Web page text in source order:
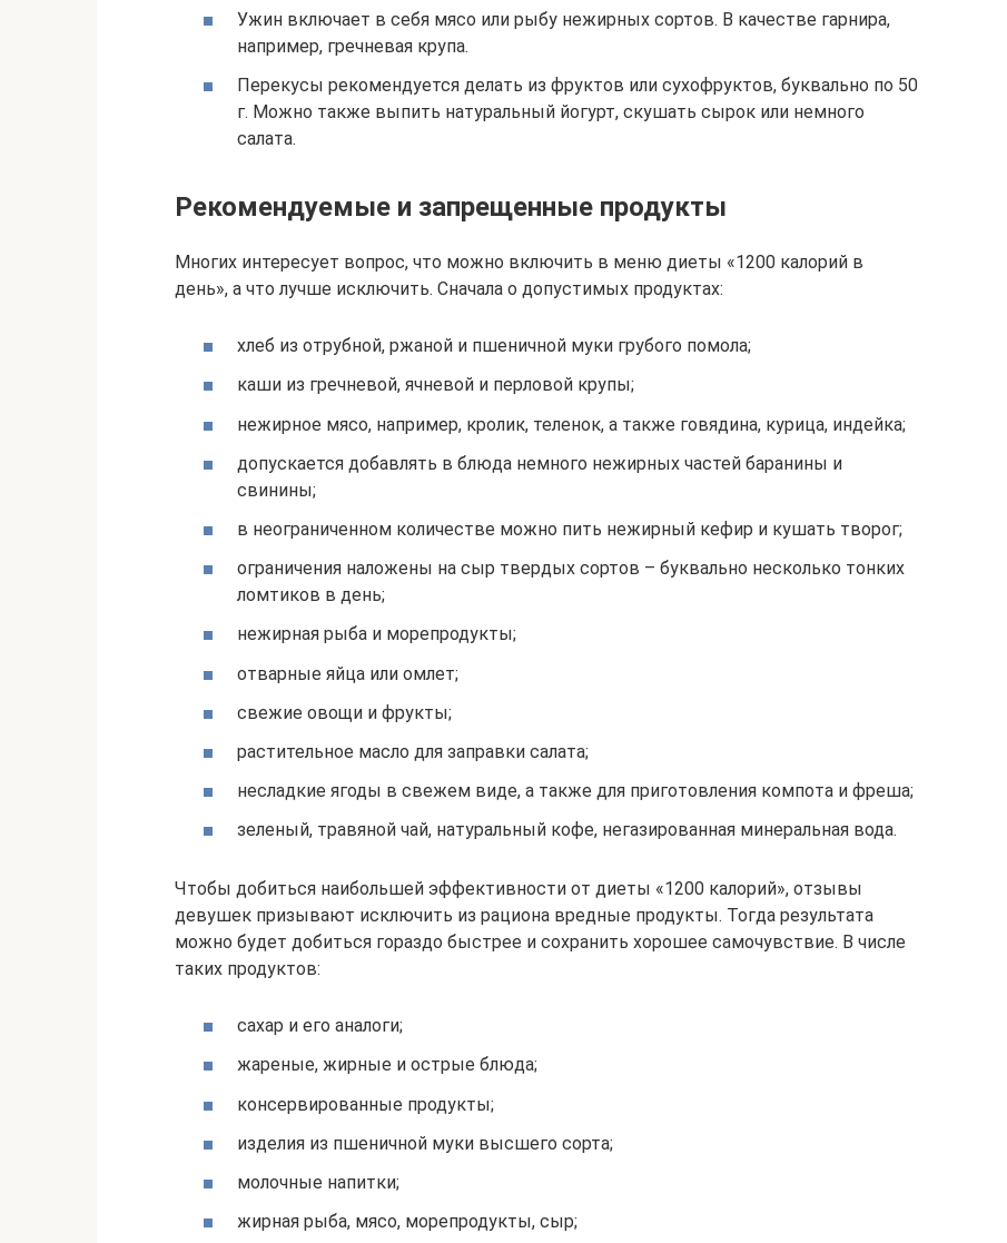
Ужин включает в себя мясо или рыбу нежирных сортов. В качестве гарнира,
например, гречневая крупа.
Перекусы рекомендуется делать из фруктов или сухофруктов, буквально по 50
г. Можно также выпить натуральный йогурт, скушать сырок или немного
салата.
Рекомендуемые и запрещенные продукты
Многих интересует вопрос, что можно включить в меню диеты «1200 калорий в
день», а что лучше исключить. Сначала о допустимых продуктах:
хлеб из отрубной, ржаной и пшеничной муки грубого помола;
каши из гречневой, ячневой и перловой крупы;
нежирное мясо, например, кролик, теленок, а также говядина, курица, индейка;
допускается добавлять в блюда немного нежирных частей баранины и
свинины;
в неограниченном количестве можно пить нежирный кефир и кушать творог;
ограничения наложены на сыр твердых сортов – буквально несколько тонких
ломтиков в день;
нежирная рыба и морепродукты;
отварные яйца или омлет;
свежие овощи и фрукты;
растительное масло для заправки салата;
несладкие ягоды в свежем виде, а также для приготовления компота и фреша;
зеленый, травяной чай, натуральный кофе, негазированная минеральная вода.
Чтобы добиться наибольшей эффективности от диеты «1200 калорий», отзывы
девушек призывают исключить из рациона вредные продукты. Тогда результата
можно будет добиться гораздо быстрее и сохранить хорошее самочувствие. В числе
таких продуктов:
сахар и его аналоги;
жареные, жирные и острые блюда;
консервированные продукты;
изделия из пшеничной муки высшего сорта;
молочные напитки;
жирная рыба, мясо, морепродукты, сыр;